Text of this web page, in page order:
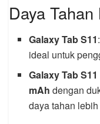
Daya
Galaxy Tab S11
ideal untuk
Galaxy Tab
mAh dengan
daya tahan